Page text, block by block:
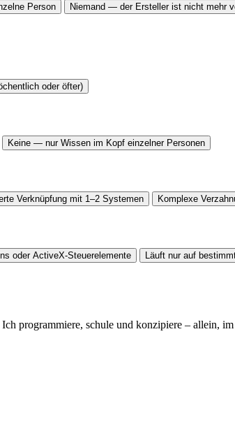
Person Niemand — der Ersteller ist nicht mehr
oder öfter)
Keine — nur Wissen im Kopf einzelner Personen
Verknüpfung mit 1–2 Systemen Komplexe
oder ActiveX-Steuerelemente
Läuft nur auf
programmiere, schule und konzipiere – allein,